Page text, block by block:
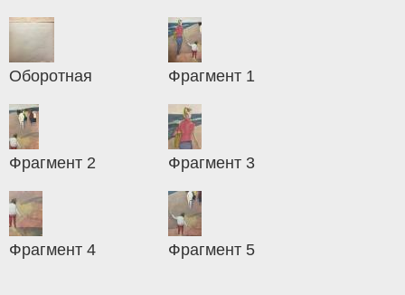
Оборотная Фрагмент 1
Фрагмент 2 Фрагмент 3
Фрагмент 4 Фрагмент 5